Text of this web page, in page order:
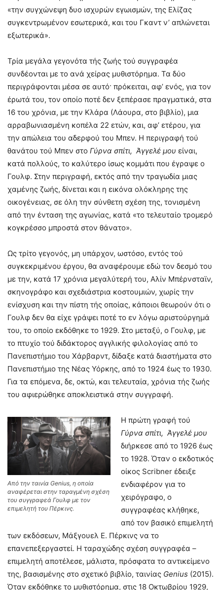
«την συγχώνεψη δυο ισχυρών εγωισμών, της Ελίζας
συγκεντρωμένον εσωτερικά, και του Γκαντ ν’ απλώνεται
εξωτερικά».
Τρία μεγάλα γεγονότα τής ζωής τού συγγραφέα
συνδέονται με το ανά χείρας μυθιστόρημα. Τα δύο
περιγράφονται μέσα σε αυτό· πρόκειται, αφ’ ενός, για τον
έρωτά του, τον οποίο ποτέ δεν ξεπέρασε πραγματικά, στα
16 του χρόνια, με την Κλάρα (Λάουρα, στο βιβλίο), μια
αρραβωνιασμένη κοπέλα 22 ετών, και, αφ’ ετέρου, για
την απώλεια του αδερφού του Μπεν. Η περιγραφή τού
θανάτου τού Μπεν στο Γύρνα σπίτι, Άγγελέ μου είναι,
κατά πολλούς, το καλύτερο ίσως κομμάτι που έγραψε ο
Γουλφ. Στην περιγραφή, εκτός από την τραγωδία μιας
χαμένης ζωής, δίνεται και η εικόνα ολόκληρης της
οικογένειας, σε όλη την σύνθετη σχέση της, τονισμένη
από την ένταση της αγωνίας, κατά «το τελευταίο τρομερό
κογκρέσσο μπροστά στον θάνατο».
Ως τρίτο γεγονός, μη υπάρχον, ωστόσο, εντός τού
συγκεκριμένου έργου, θα αναφέρουμε εδώ τον δεσμό του
με την, κατά 17 χρόνια μεγαλύτερή του, Αλίν Μπέρνσταϊν,
σκηνογράφο και σχεδιάστρια κοστουμιών, χωρίς την
ενίσχυση και την πίστη τής οποίας, κάποιοι θεωρούν ότι ο
Γουλφ δεν θα είχε γράψει ποτέ το εν λόγω αριστούργημά
του, το οποίο εκδόθηκε το 1929. Στο μεταξύ, ο Γουλφ, με
το πτυχίο τού διδάκτορος αγγλικής φιλολογίας από το
Πανεπιστήμιο του Χάρβαρντ, δίδαξε κατά διαστήματα στο
Πανεπιστήμιο της Νέας Υόρκης, από το 1924 έως το 1930.
Για τα επόμενα, δε, οκτώ, και τελευταία, χρόνια τής ζωής
του αφιερώθηκε αποκλειστικά στην συγγραφή.
Από την ταινία Genius, η οποία
αναφέρεται στην ταραγμένη σχέση
του συγγραφεά Γουλφ με τον
επιμελητή του Πέρκινς.
Η πρώτη γραφή τού
Γύρνα σπίτι, Άγγελέ μου
διήρκεσε από το 1926 έως
το 1928. Όταν ο εκδοτικός
οίκος Scribner έδειξε
ενδιαφέρον για το
χειρόγραφο, ο
συγγραφέας κλήθηκε,
από τον βασικό επιμελητή
των εκδόσεων, Μάξγουελ Ε. Πέρκινς να το
επανεπεξεργαστεί. Η ταραχώδης σχέση συγγραφέα –
επιμελητή αποτέλεσε, μάλιστα, πρόσφατα το αντικείμενο
της, βασισμένης στο σχετικό βιβλίο, ταινίας Genius (2015).
Όταν εκδόθηκε το μυθιστόρημα, στις 18 Οκτωβρίου 1929,